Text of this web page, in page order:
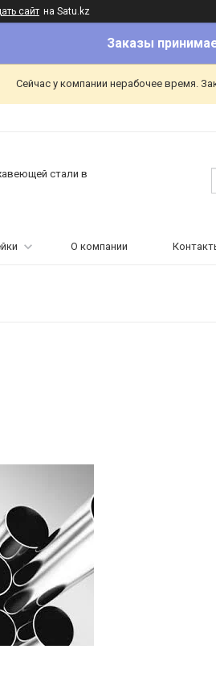
сайт на Satu.kz
Заказы
Сейчас у компании нерабочее время.
стали в
О компании